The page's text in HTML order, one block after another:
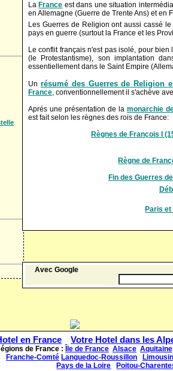
La France est dans une situation
en Allemagne (Guerre de Trente Ans) et en
Les Guerres de Religion ont aussi cassé
pays en guerre (surtout la France et les
Le conflit français n'est pas isolé, pour
(le Protestantisme), son implantation
essentiellement dans le Saint Empire
Un résumé des Guerres de Religion
France, conventionnellement il s'achève
Aprés une présentation de la monarchie
est fait selon les règnes des rois de France:
Règnes de François I
Règne de
Fin des Guerres
Paris
Avec Google
en France Votre Hotel dans les
de France : Île de France Alsace Aquitaine
Franche-Comté Languedoc-Roussillon
Limousin
Pays de la Loire
Poitou-